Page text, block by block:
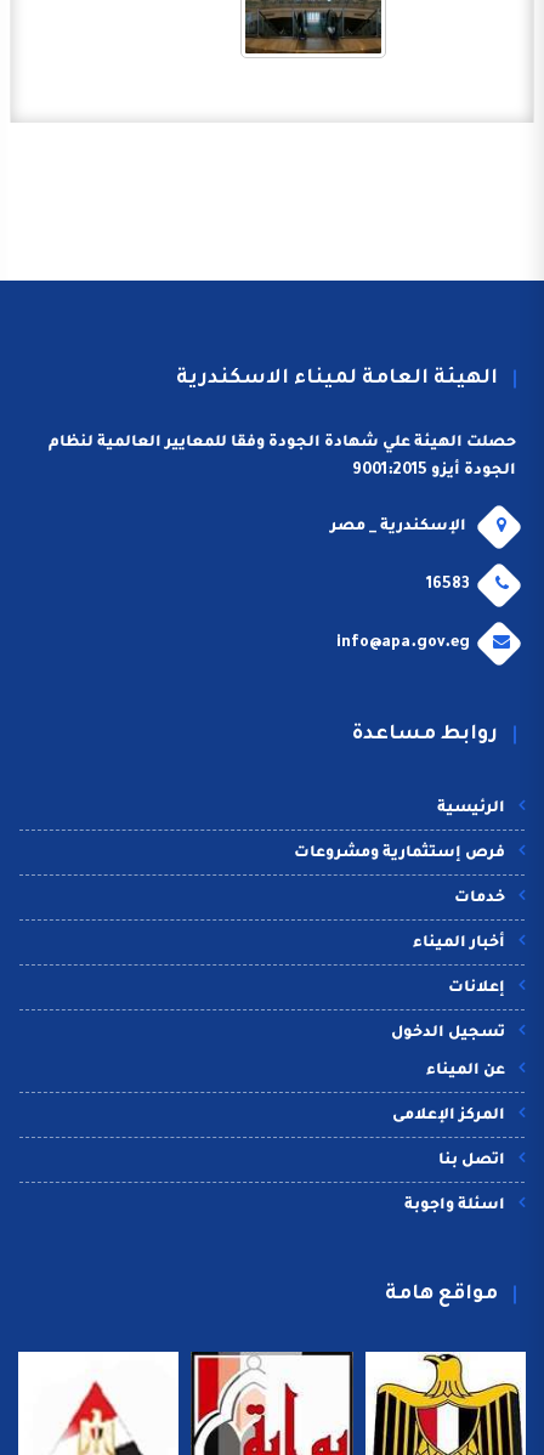
الهيئة العامة لميناء الاسكندرية
حصلت الهيئة علي شهادة الجودة وفقا للمعايير العالمية لنظام
الجودة أيزو 9001:2015
الإسكندرية _ مصر
16583
info@apa.gov.eg
روابط مساعدة
الرئيسية
فرص إستثمارية ومشروعات
خدمات
أخبار الميناء
إعلانات
تسجيل الدخول
عن الميناء
المركز الإعلامى
اتصل بنا
اسئلة واجوبة
مواقع هامة